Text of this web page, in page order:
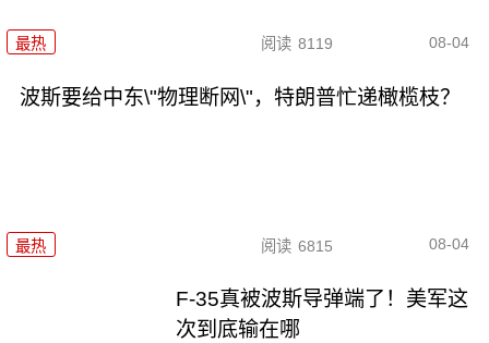
最热 阅读 8119 08-04
波斯要给中东\"物理断网\"，特朗普忙递橄榄枝？
最热 阅读 6815 08-04
F-35真被波斯导弹端了！美军这
次到底输在哪